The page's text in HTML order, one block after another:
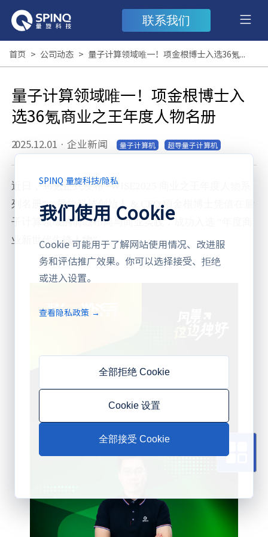
联系我们
首页 > 公司动态 > 量子计算领域唯一！项金根博士入选36氪商业之王年度人物名册
量子计算领域唯一！项金根博士入
选36氪商业之王年度人物名册
2025.12.01 · 企业新闻 量子计算机 超导量子计算机
近日，36氪正式发布 “WISE2025 商业之王年度人物系
列名册”，量旋科技创始人 & CEO 项金根博士凭借在量
子计算领域的前瞻布局与商业实践，成功入选 “年度商
业新世代先锋人物”。
SPINQ 量旋科技/隐私
我们使用 Cookie
Cookie 可能用于了解网站使用情况、改进服
务和评估推广效果。你可以选择接受、拒绝
或进入设置。
查看隐私政策 →
全部拒绝 Cookie
Cookie 设置
全部接受 Cookie